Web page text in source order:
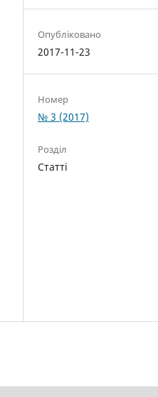
Опубліковано
2017-11-23
Номер
№ 3 (2017)
Розділ
Статті